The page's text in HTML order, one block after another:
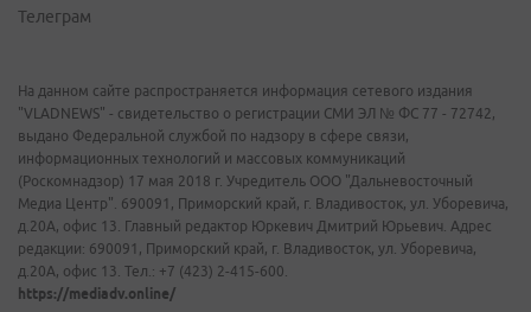
Телеграм
На данном сайте распространяется информация сетевого издания
"VLADNEWS" - свидетельство о регистрации СМИ ЭЛ № ФС 77 - 72742,
выдано Федеральной службой по надзору в сфере связи,
информационных технологий и массовых коммуникаций
(Роскомнадзор) 17 мая 2018 г. Учредитель ООО "Дальневосточный
Медиа Центр". 690091, Приморский край, г. Владивосток, ул. Уборевича,
д.20А, офис 13. Главный редактор Юркевич Дмитрий Юрьевич. Адрес
редакции: 690091, Приморский край, г. Владивосток, ул. Уборевича,
д.20А, офис 13. Тел.: +7 (423) 2-415-600.
https://mediadv.online/